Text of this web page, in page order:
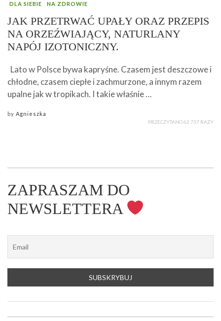
DLA SIEBIE NA ZDROWIE
JAK PRZETRWAĆ UPAŁY ORAZ PRZEPIS
NA ORZEŹWIAJĄCY, NATURLANY
NAPÓJ IZOTONICZNY.
Lato w Polsce bywa kapryśne. Czasem jest deszczowe i
chłodne, czasem ciepłe i zachmurzone, a innym razem
upalne jak w tropikach. I takie właśnie …
by Agnieszka
PRZECZYTANO 62 737 RAZY
ZAPRASZAM DO
NEWSLETTERA